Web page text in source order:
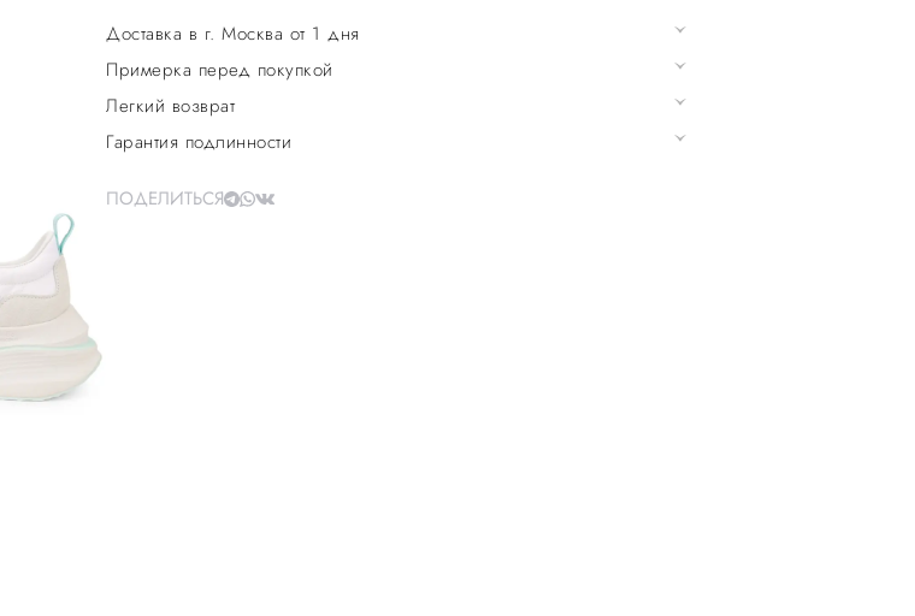
Доставка в г. Москва от 1 дня
Примерка перед покупкой
Легкий возврат
Гарантия подлинности
ПОДЕЛИТЬСЯ